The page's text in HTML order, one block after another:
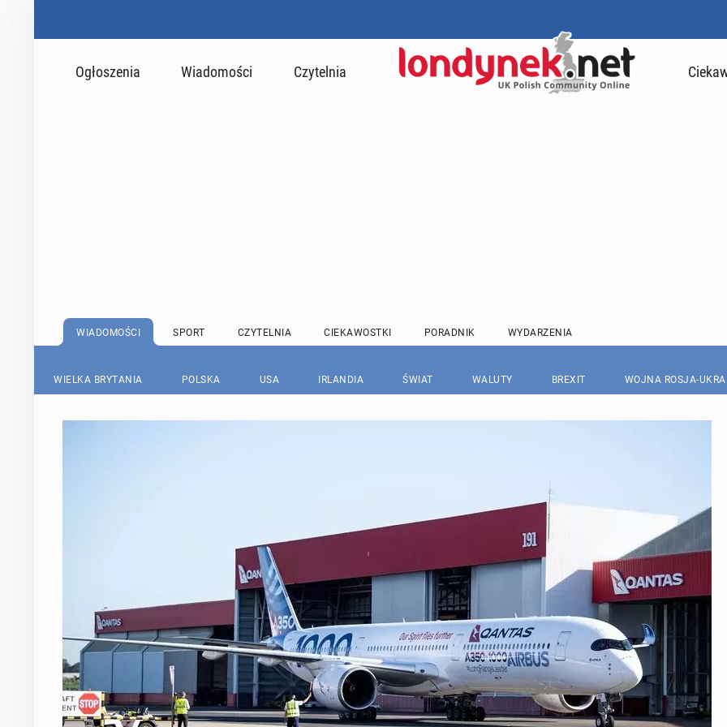
Ogłoszenia Wiadomości Czytelnia
WIADOMOŚCI SPORT CZYTELNIA CIEKAWOSTKI PORADNIK WYDARZENIA
WIELKA BRYTANIA POLSKA USA IRLANDIA ŚWIAT WALUTY BREXIT WOJNA ROSJA-